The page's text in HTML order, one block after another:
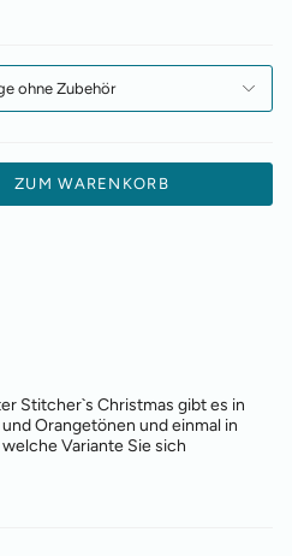
ohne Zubehör
ZUM WARENKORB
Stitcher`s Christmas gibt es in
Orangetönen und einmal in
Variante Sie sich